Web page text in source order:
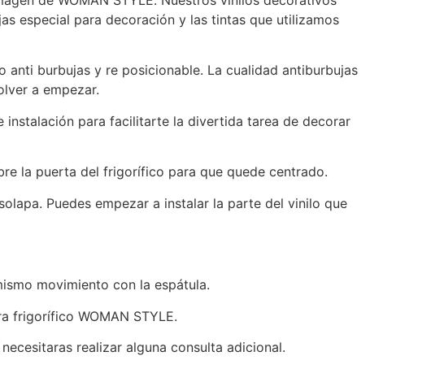
especial para decoración y las tintas que utilizamos
burbujas y re posicionable. La cualidad antiburbujas
a empezar.
instalación para facilitarte la divertida tarea de decorar
la puerta del frigorífico para que quede centrado.
Puedes empezar a instalar la parte del vinilo que
movimiento con la espátula.
frigorífico WOMAN STYLE.
realizar alguna consulta adicional.